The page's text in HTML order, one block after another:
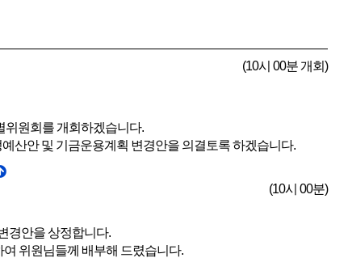
(10시 00분 개회)
위원회를 개회하겠습니다.
산안 및 기금운용계획 변경안을 의결토록 하겠습니다.
(10시 00분)
경안을 상정합니다.
위원님들께 배부해 드렸습니다.